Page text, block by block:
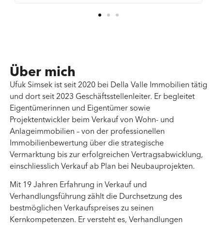
Über mich
Ufuk Simsek ist seit 2020 bei Della Valle Immobilien tätig
und dort seit 2023 Geschäftsstellenleiter. Er begleitet
Eigentümerinnen und Eigentümer sowie
Projektentwickler beim Verkauf von Wohn- und
Anlageimmobilien – von der professionellen
Immobilienbewertung über die strategische
Vermarktung bis zur erfolgreichen Vertragsabwicklung,
einschliesslich Verkauf ab Plan bei Neubauprojekten.
Mit 19 Jahren Erfahrung in Verkauf und
Verhandlungsführung zählt die Durchsetzung des
bestmöglichen Verkaufspreises zu seinen
Kernkompetenzen. Er versteht es, Verhandlungen